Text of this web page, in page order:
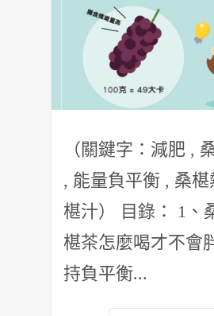
（關鍵字：減肥 ,
, 能量負平衡 , 桑椹
椹汁） 目錄： 1、
椹茶怎麼喝才不會
持負平衡...